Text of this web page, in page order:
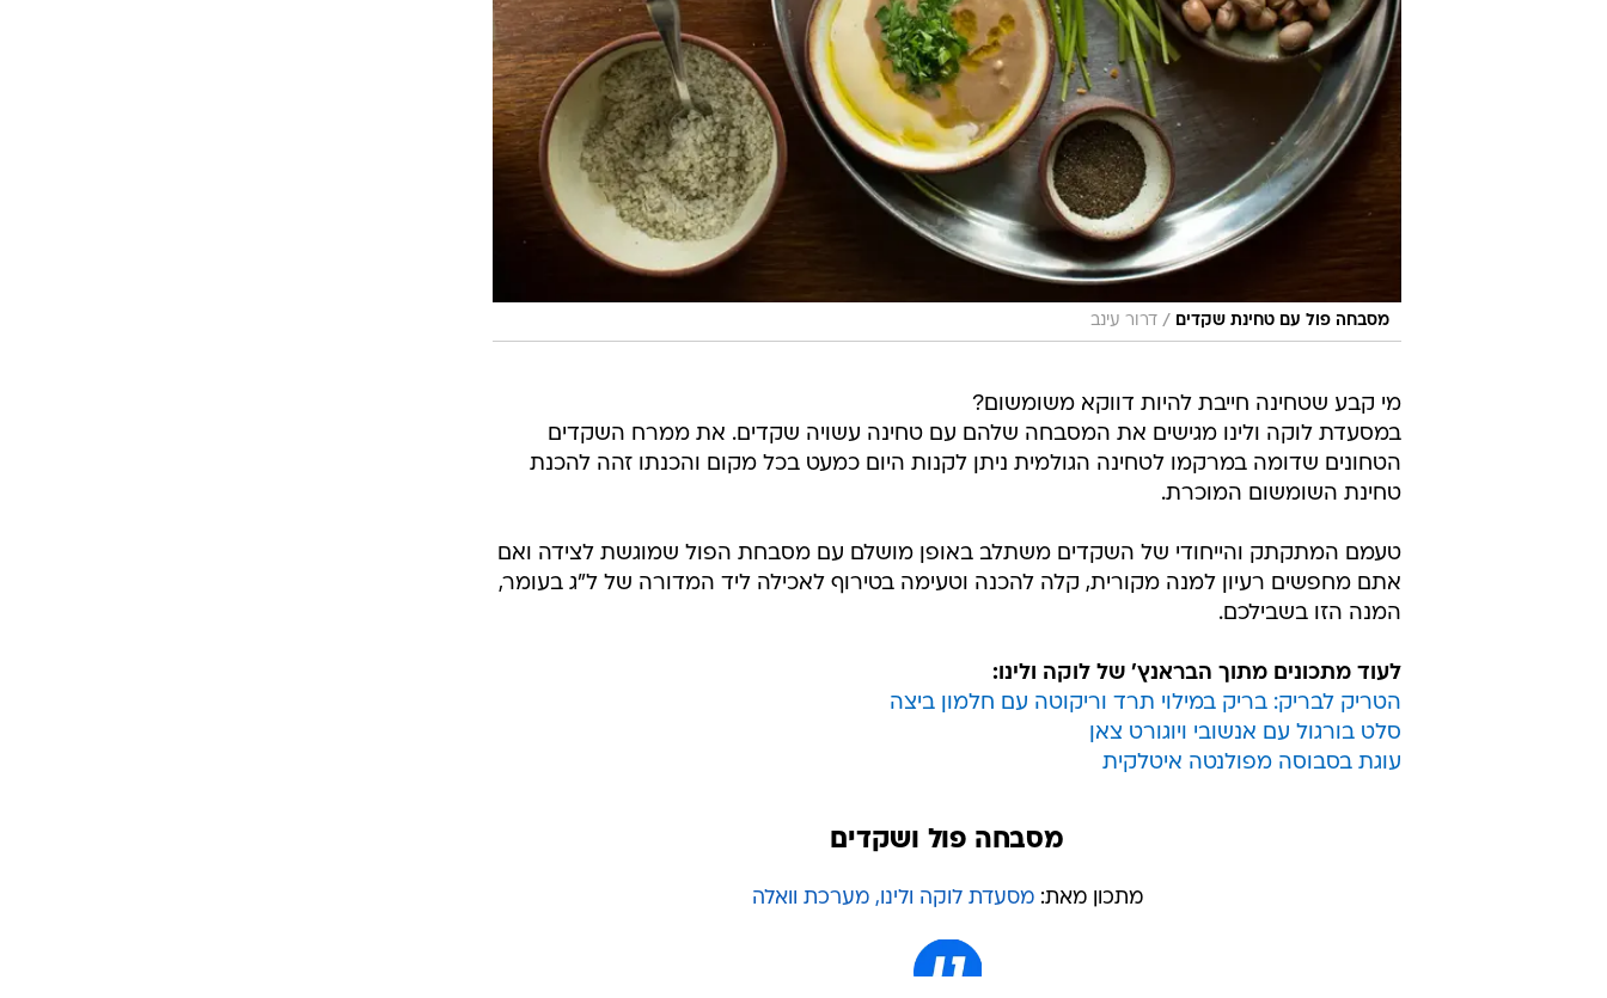
מסבחה פול עם טחינת שקדים / דרור עינב
מי קבע שטחינה חייבת להיות דווקא משומשום?
במסעדת לוקה ולינו מגישים את המסבחה שלהם עם טחינה עשויה שקדים. את ממרח השקדים
הטחונים שדומה במרקמו לטחינה הגולמית ניתן לקנות היום כמעט בכל מקום והכנתו זהה להכנת
טחינת השומשום המוכרת.
טעמם המתקתק והייחודי של השקדים משתלב באופן מושלם עם מסבחת הפול שמוגשת לצידה ואם
אתם מחפשים רעיון למנה מקורית, קלה להכנה וטעימה בטירוף לאכילה ליד המדורה של ל"ג בעומר,
המנה הזו בשבילכם.
לעוד מתכונים מתוך הבראנץ' של לוקה ולינו:
הטריק לבריק: בריק במילוי תרד וריקוטה עם חלמון ביצה
סלט בורגול עם אנשובי ויוגורט צאן
עוגת בסבוסה מפולנטה איטלקית
מסבחה פול ושקדים
מתכון מאת:מסעדת לוקה ולינו, מערכת וואלה